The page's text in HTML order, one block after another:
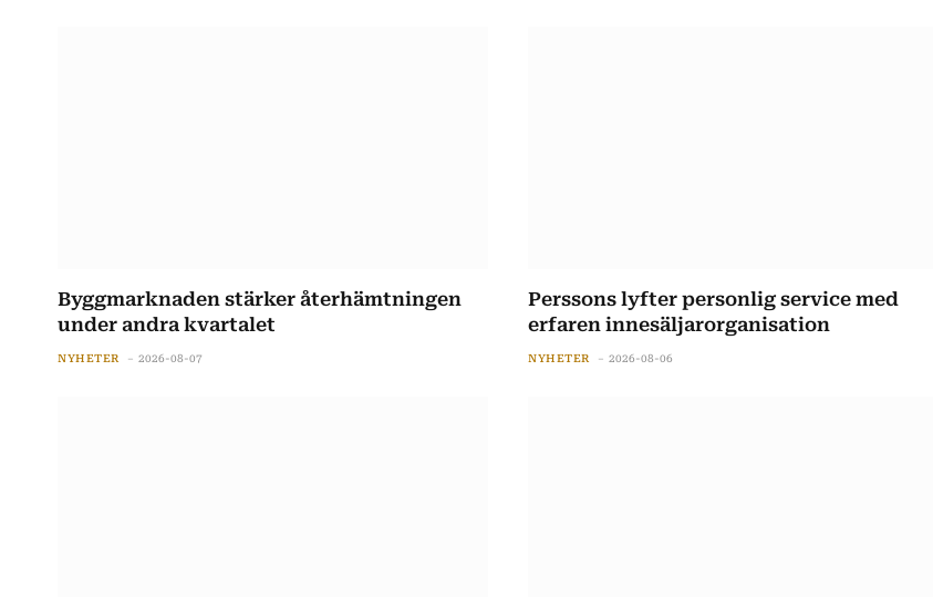
Byggmarknaden stärker återhämtningen
under andra kvartalet
NYHETER 2026-08-07
Perssons lyfter personlig service med
erfaren innesäljarorganisation
NYHETER 2026-08-06